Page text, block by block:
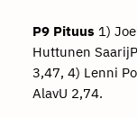
P9 Pituus 1)
Huttunen
3,47, 4) Lenni
AlavU 2,74.